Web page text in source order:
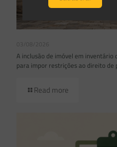
03/08/2026
A inclusão de imóvel em
para impor restrições ao direito de
Read more